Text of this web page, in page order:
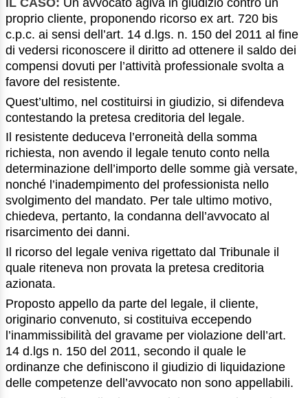
proprio cliente, proponendo ricorso ex art. 720 bis
c.p.c. ai sensi dell’art. 14 d.lgs. n. 150 del 2011 al fine
di vedersi riconoscere il diritto ad ottenere il saldo dei
compensi dovuti per l’attività professionale svolta a
favore del resistente.
Quest’ultimo, nel costituirsi in giudizio, si difendeva
contestando la pretesa creditoria del legale.
Il resistente deduceva l’erroneità della somma
richiesta, non avendo il legale tenuto conto nella
determinazione dell’importo delle somme già versate,
nonché l’inadempimento del professionista nello
svolgimento del mandato. Per tale ultimo motivo,
chiedeva, pertanto, la condanna dell’avvocato al
risarcimento dei danni.
Il ricorso del legale veniva rigettato dal Tribunale il
quale riteneva non provata la pretesa creditoria
azionata.
Proposto appello da parte del legale, il cliente,
originario convenuto, si costituiva eccependo
l’inammissibilità del gravame per violazione dell’art.
14 d.lgs n. 150 del 2011, secondo il quale le
ordinanze che definiscono il giudizio di liquidazione
delle competenze dell’avvocato non sono appellabili.